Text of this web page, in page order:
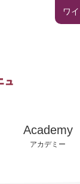
Academy
アカデミー
アカデミー
受講者自己紹
ワ